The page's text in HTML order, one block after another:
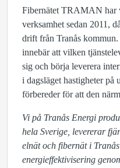
Fibernätet TRAMAN har
verksamhet sedan 2011,
drift från Tranås
innebär att vilken
sig och börja leverera
i dagsläget hastigheter på
förbereder för att den
Vi på Tranås Energi
hela Sverige, levererar
elnät och fibernät i
energieffektivisering